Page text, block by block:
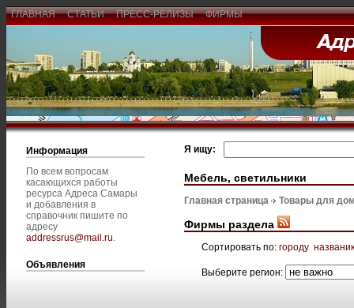
ГЛАВНАЯ СТАТЬИ ПРЕСС-РЕЛИЗЫ ФИРМЫ
Информация
По всем вопросам
касающихся работы
ресурса Адреса Самары
и добавления в
справочник пишите по
адресу
addressrus@mail.ru.
Объявления
Я ищу:
Мебель, светильники
Главная страница Товары для
Фирмы раздела
Сортировать по: городу
Выберите регион: